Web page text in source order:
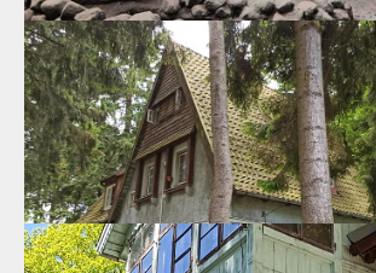
Проекты особняков Георгенсвальде типичны
побережья на большом пространстве от
Литвы.
15.06.2020
Археологический памятник - курганный
бронзового века
Небольшой курортный Светлогорск обладает
памятников различных эпох - архитектурных,
растительных и археологических.